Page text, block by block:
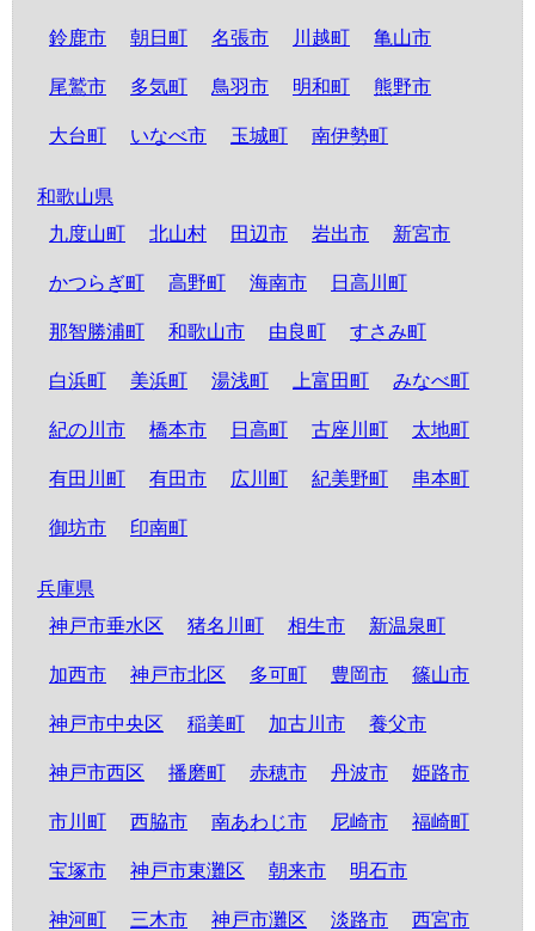
鈴鹿市 朝日町 名張市 川越町 亀山市
尾鷲市 多気町 鳥羽市 明和町 熊野市
大台町 いなべ市 玉城町 南伊勢町
和歌山県
九度山町
北山村 田辺市 岩出市 新宮市
かつらぎ町 高野町 海南市 日高川町
那智勝浦町 和歌山市 由良町 すさみ町
白浜町 美浜町 湯浅町 上富田町 みなべ町
紀の川市 橋本市 日高町 古座川町 太地町
有田川町 有田市 広川町 紀美野町 串本町
御坊市 印南町
兵庫県
神戸市垂水区
猪名川町 相生市 新温泉町
加西市 神戸市北区 多可町 豊岡市 篠山市
神戸市中央区 稲美町 加古川市 養父市
神戸市西区 播磨町 赤穂市 丹波市 姫路市
市川町 西脇市 南あわじ市 尼崎市 福崎町
宝塚市 神戸市東灘区 朝来市 明石市
神河町 三木市 神戸市灘区 淡路市 西宮市